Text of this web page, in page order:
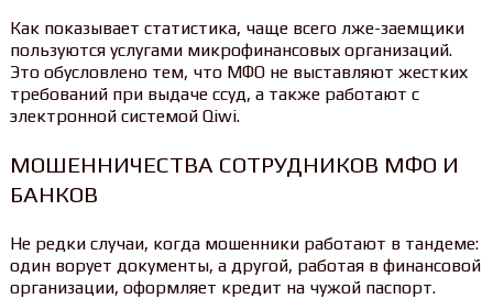
Как показывает статистика, чаще всего лже-заемщики
пользуются услугами микрофинансовых организаций.
Это обусловлено тем, что МФО не выставляют жестких
требований при выдаче ссуд, а также работают с
электронной системой Qiwi.
МОШЕННИЧЕСТВА СОТРУДНИКОВ МФО И
БАНКОВ
Не редки случаи, когда мошенники работают в тандеме:
один ворует документы, а другой, работая в финансовой
организации, оформляет кредит на чужой паспорт.